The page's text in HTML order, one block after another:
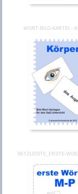
WORT-BILD-KARTEI -
SETZLEISTE_ERSTE-